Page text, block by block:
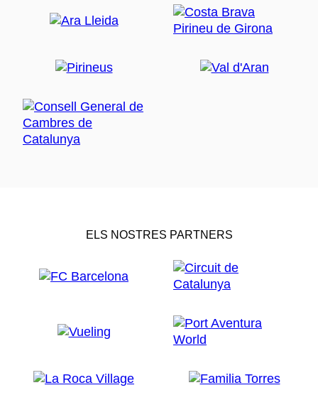
ELS NOSTRES PARTNERS